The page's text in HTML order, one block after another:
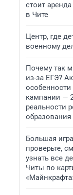
стоит
в Чите
Центр, где
военному
Почему так
из-за ЕГЭ?
кампании —
реальности
образования
Большая
проверьте,
узнать все
Читы по